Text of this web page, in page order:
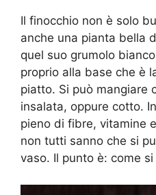
Il finocchio non è solo
anche una pianta bella
quel suo grumolo
proprio alla base che è
piatto. Si può mangiare
insalata, oppure cotto.
pieno di fibre, vitamine
non tutti sanno che si
vaso. Il punto è: come si